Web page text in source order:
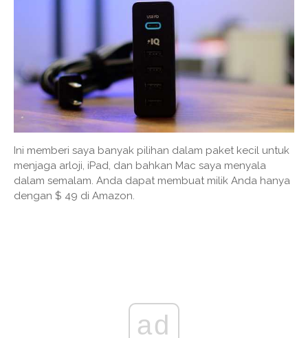
Ini memberi saya banyak pilihan dalam paket kecil untuk
menjaga arloji, iPad, dan bahkan Mac saya menyala
dalam semalam. Anda dapat membuat milik Anda hanya
dengan $ 49 di Amazon.
ad